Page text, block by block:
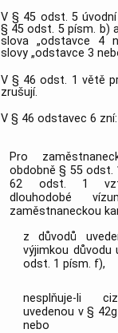
V § 45 odst. 5
§ 45 odst. 5 písm. b)
slova „odstavce 4
slovy „odstavce 3
V § 46 odst. 1 větě
zrušují.
V § 46 odstavec 6 zní:
Pro
obdobně § 55 odst.
62 odst. 1
dlouhodobé
zaměstnaneckou
z důvodů
výjimkou důvodu
odst. 1 písm. f),
nesplňuje-li
uvedenou v §
nebo